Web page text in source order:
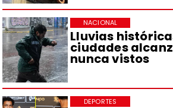
Lluvias
ciudades
nunca vistos
NACIONAL
DEPORTES